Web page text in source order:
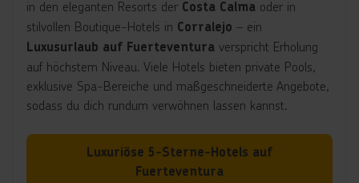
in den eleganten Resorts der Costa Calma oder in
stilvollen Boutique-Hotels in Corralejo – ein
Luxusurlaub auf Fuerteventura verspricht Erholung
auf höchstem Niveau. Viele Hotels bieten private Pools,
exklusive Spa-Bereiche und maßgeschneiderte Angebote,
sodass du dich rundum verwöhnen lassen kannst.
Luxuriöse 5-Sterne-Hotels auf
Fuerteventura